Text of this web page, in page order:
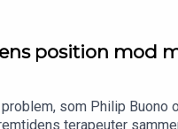
40092358
position mod
som Philip
terapeuter